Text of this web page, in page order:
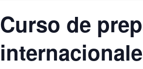
Curso de